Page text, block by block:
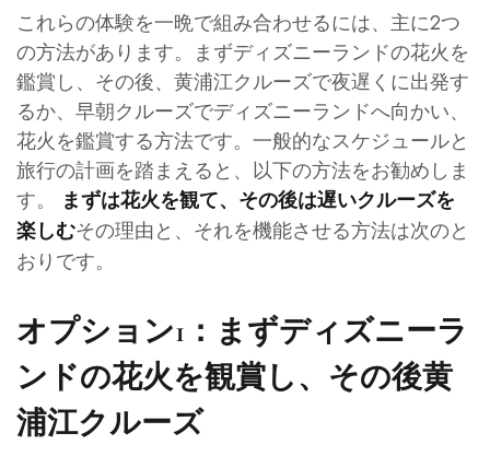
これらの体験を一晩で組み合わせるには、主に2つ
の方法があります。まずディズニーランドの花火を
鑑賞し、その後、黄浦江クルーズで夜遅くに出発す
るか、早朝クルーズでディズニーランドへ向かい、
花火を鑑賞する方法です。一般的なスケジュールと
旅行の計画を踏まえると、以下の方法をお勧めしま
す。
まずは花火を観て、その後は遅いクルーズを
楽しむその理由と、それを機能させる方法は次のと
おりです。
オプション1：まずディズニーラ
ンドの花火を観賞し、その後黄
浦江クルーズ